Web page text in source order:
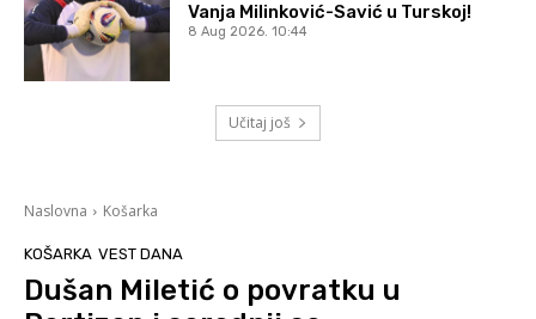
Vanja Milinković-Savić u Turskoj!
8 Aug 2026. 10:44
Učitaj još